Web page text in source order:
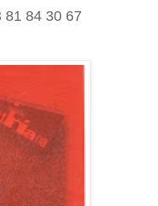
81 84 30 67